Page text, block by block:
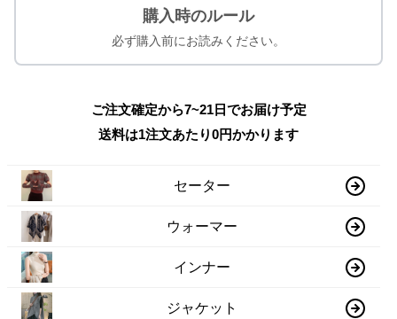
購入時のルール
必ず購入前にお読みください。
ご注文確定から7~21日でお届け予定
送料は1注文あたり0円かかります
セーター
ウォーマー
インナー
ジャケット